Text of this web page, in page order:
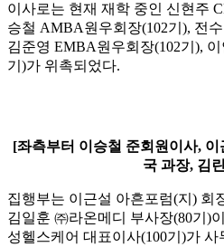
이사로는 현재 재학 중인 신현주
승철 AMBA원우회장(102기), 전
김준영 EMBA원우회장(102기),
기)가 위촉되었다.
[좌측부터 이승철 준회원이사,
국 과장, 김
집행부는 이근설 아흔포럼(지) 회
김일훈 ㈜라온메디 부사장(80기)
성헬스케어 대표이사(100기)가